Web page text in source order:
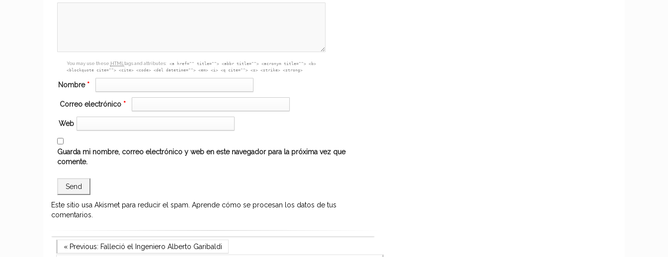
box
You may use these HTMLtags and attributes:
<a href="" title=""> <abbr title=""> <acronym title=""> <b>
<blockquote cite=""> <cite> <code> <del datetime=""> <em> <i> <q cite=""> <s> <strike> <strong>
Nombre *
Correo electrónico *
Web
Guarda mi nombre, correo electrónico y web en este navegador para la próxima vez que
comente.
Este sitio usa Akismet para reducir el spam. Aprende cómo se procesan los datos de tus
comentarios.
Navegación
Previous Post
« Previous: Falleció el Ingeniero Alberto Garibaldi